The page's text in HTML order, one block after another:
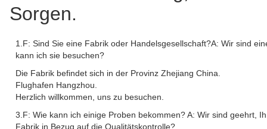
Sorgen.
1.F: Sind Sie eine Fabrik oder Handelsgesellschaft?A: Wir sind
kann ich sie besuchen?
Die Fabrik befindet sich in der Provinz Zhejiang China.
Flughafen Hangzhou.
Herzlich willkommen, uns zu besuchen.
3.F: Wie kann ich einige Proben bekommen? A: Wir sind geehrt,
Fabrik in Bezug auf die Qualitätskontrolle?